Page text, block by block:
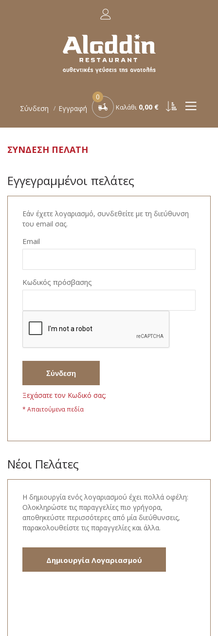
Σύνδεση Εγγραφή
0
Καλάθι 0,00 €
ΣΎΝΔΕΣΗ ΠΕΛΆΤΗ
Εγγεγραμμένοι πελάτες
Εάν έχετε λογαριασμό, συνδεθείτε με τη διεύθυνση
του email σας.
Email
Κωδικός πρόσβασης
Σύνδεση
Ξεχάσατε τον Κωδικό σας;
Νέοι Πελάτες
Η δημιουργία ενός λογαριασμού έχει πολλά οφέλη:
Ολοκληρώστε τις παραγγελίες πιο γρήγορα,
αποθηκεύστε περισσότερες από μία διεύθυνσεις,
παρακολουθείστε τις παραγγελίες και άλλα.
Δημιουργία Λογαριασμού